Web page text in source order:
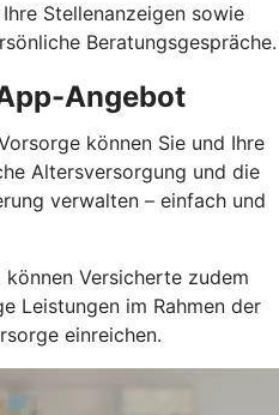
Stellenanzeigen sowie
Beratungsgespräche.
Angebot
können Sie und Ihre
Altersversorgung und die
verwalten – einfach und
Versicherte zudem
Leistungen im Rahmen der
einreichen.